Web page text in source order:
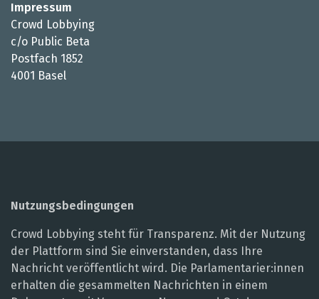
Impressum
Crowd Lobbying
c/o Public Beta
Postfach 1852
4001 Basel
Nutzungsbedingungen
Crowd Lobbying steht für Transparenz. Mit der Nutzung
der Plattform sind Sie einverstanden, dass Ihre
Nachricht veröffentlicht wird. Die Parlamentarier:innen
erhalten die gesammelten Nachrichten in einem